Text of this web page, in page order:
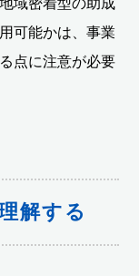
可能かは、事業
点に注意が必要
解する